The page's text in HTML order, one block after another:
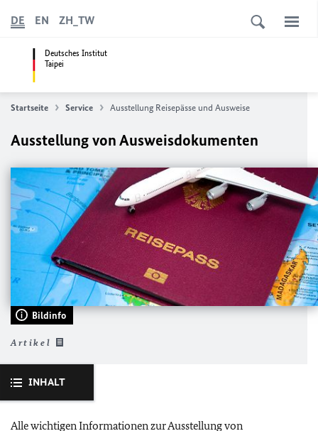
Deutsches Institut
Taipei
DE EN ZH_TW
Startseite Service Ausstellung Reisepässe und Ausweise
Ausstellung von Ausweisdokumenten
Bildinfo
Artikel
INHALT
Alle wichtigen Informationen zur Ausstellung von